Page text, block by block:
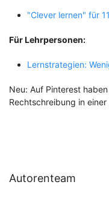
"Clever lernen" für
Für Lehrpersonen:
Lernstrategien:
Neu: Auf Pinterest
Rechtschreibung in
Autorenteam